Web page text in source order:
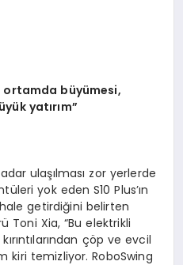
ortamda büyümesi,
üyük yatırım”
ulaşılması zor yerlerde
yok eden S10 Plus’ın
getirdiğini belirten
Toni Xia, “Bu elektrikli
çöp ve evcil
kiri temizliyor. RoboSwing